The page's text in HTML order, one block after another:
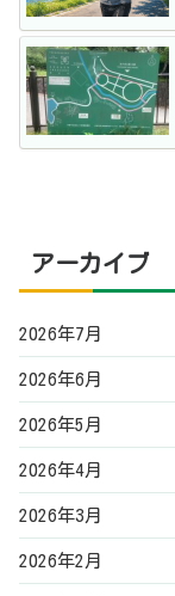
アーカイブ
2026年7月
2026年6月
2026年5月
2026年4月
2026年3月
2026年2月